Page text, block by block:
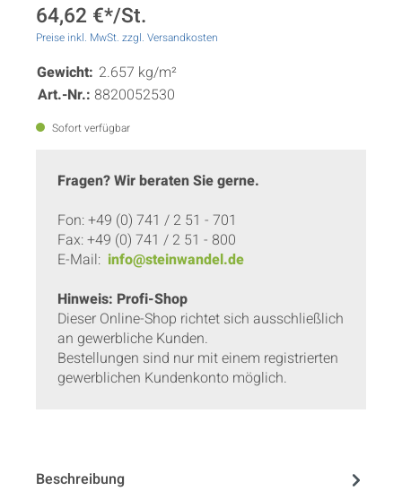
64,62 €*/St.
Preise inkl. MwSt. zzgl. Versandkosten
Gewicht: 2.657 kg/m²
Art.-Nr.: 8820052530
Sofort verfügbar
Fragen? Wir beraten Sie gerne.
Fon: +49 (0) 741 / 2 51 - 701
Fax: +49 (0) 741 / 2 51 - 800
E-Mail: info@steinwandel.de
Hinweis: Profi-Shop
Dieser Online-Shop richtet sich ausschließlich
an gewerbliche Kunden.
Bestellungen sind nur mit einem registrierten
gewerblichen Kundenkonto möglich.
Beschreibung